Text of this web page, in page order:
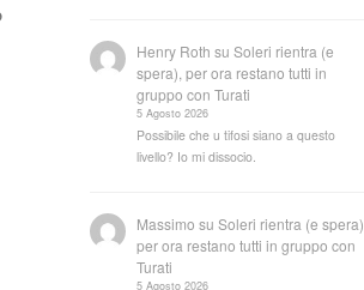
Henry Roth suSoleri rientra (e
spera), per ora restano tutti in
gruppo con Turati
5 Agosto 2026
Possibile che u tifosi siano a questo
livello? Io mi dissocio.
Massimo suSoleri rientra (e spera),
per ora restano tutti in gruppo con
Turati
5 Agosto 2026